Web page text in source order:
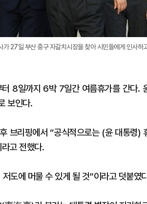
가 27일 부산 중구 자갈치시장을 찾아 시민들에게 인사하
8일까지 6박 7일간 여름휴가를 간다.
보인다.
브리핑에서 “공식적으로는 (윤 대통령)
고 전했다.
도에 머물 수 있게 될 것”이라고 덧붙였